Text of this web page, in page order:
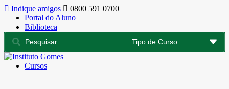
Indique amigos
0800 591 0700
Portal do Aluno
Biblioteca
Cursos